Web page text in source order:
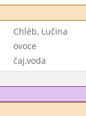
Chléb, Lučina
ovoce
čaj,voda